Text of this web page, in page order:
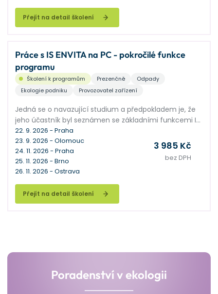
Přejít na detail školení
Práce s IS ENVITA na PC - pokročilé funkce
programu
Školení k programům Prezenčně
Odpady
Ekologie podniku
Provozovatel zařízení
Jedná se o navazující studium a předpokladem je, že
jeho účastník byl seznámen se základními funkcemi IS
ENVITA. Seminář je zaměřen na podrobné vysvětlení
práce s IS ENVITA pro jeho pokročilé uživatele. Společně
probereme pokročilé funkce v agendách Subjekty a
Odpady, vysvětlíme hromadné operace a mnoho
dalších nadstavbových funkcí, kterými se naučíte
využívat ENVITU na maximum.
Přejít na detail školení
22. 9. 2026 - Praha
23. 9. 2026 - Olomouc
24. 11. 2026 - Praha
25. 11. 2026 - Brno
26. 11. 2026 - Ostrava
3 985 Kč
bez DPH
Poradenství v ekologii